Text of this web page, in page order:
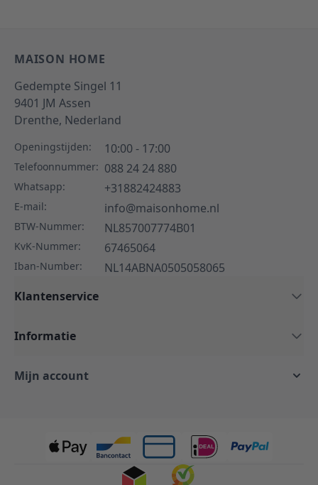
MAISON HOME
Gedempte Singel 11
9401 JM Assen
Drenthe, Nederland
Openingstijden: 10:00 - 17:00
Telefoonnummer: 088 24 24 880
Whatsapp: +31882424883
E-mail: info@maisonhome.nl
BTW-Nummer: NL857007774B01
KvK-Nummer: 67465064
Iban-Number:
NL14ABNA0505058065
Klantenservice
Informatie
Mijn account